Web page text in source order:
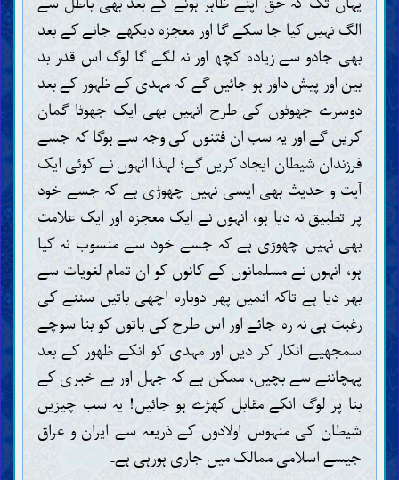
الگ نہیں کیا جا سکے گا اور معجزہ دیکھے جانے کے بعد
بھی جادو سے زیادہ کچھ اور نہ لگے گا لوگ اس قدر بد
بین اور پیش داور ہو جائیں گے کہ مہدی کے ظہور کے بعد
دوسرے جھوٹوں کی طرح انہیں بھی ایک جھوٹا گمان
کریں گے اور یہ سب ان فتنوں کی وجہ سے ہوگا کہ جسے
فرزندان شیطان ایجاد کریں گے؛ لہذا انہوں نے کوئی ایک
آیت و حدیث بھی ایسی نہیں چھوڑی ہے کہ جسے خود
پر تطبیق نہ دیا ہو، انہوں نے ایک معجزہ اور ایک علامت
بھی نہیں چھوڑی ہے کہ جسے خود سے منسوب نہ کیا
ہو، انہوں نے مسلمانوں کے کانوں کو ان تمام لغویات سے
بھر دیا ہے تاکہ انمیں پھر دوبارہ اچھی باتیں سننے کی
رغبت ہی نہ رہ جائے اور اس طرح کی باتوں کو بنا سوچے
سمجھیے انکار کر دیں اور مہدی کو انکے ظھور کے بعد
پہچاننے سے بچیں، ممکن ہے کہ جہل اور بے خبری کے
بنا پر لوگ انکے مقابل کھڑے ہو جائیں! یہ سب چیزیں
شیطان کی منہوس اولادوں کے ذریعہ سے ایران و عراق
جیسے اسلامی ممالک میں جاری ہورہی ہے۔